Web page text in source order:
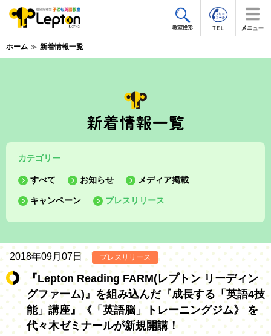
ホーム 新着情報一覧
カテゴリー
すべて お知らせ メディア掲載
キャンペーン プレスリリース
2018年09月07日 プレスリリース
『Lepton Reading FARM(レプトン リーディン
グファーム)』を組み込んだ『成長する「英語4技
能」講座』《「英語脳」トレーニングジム》 を
代々木ゼミナールが新規開講！